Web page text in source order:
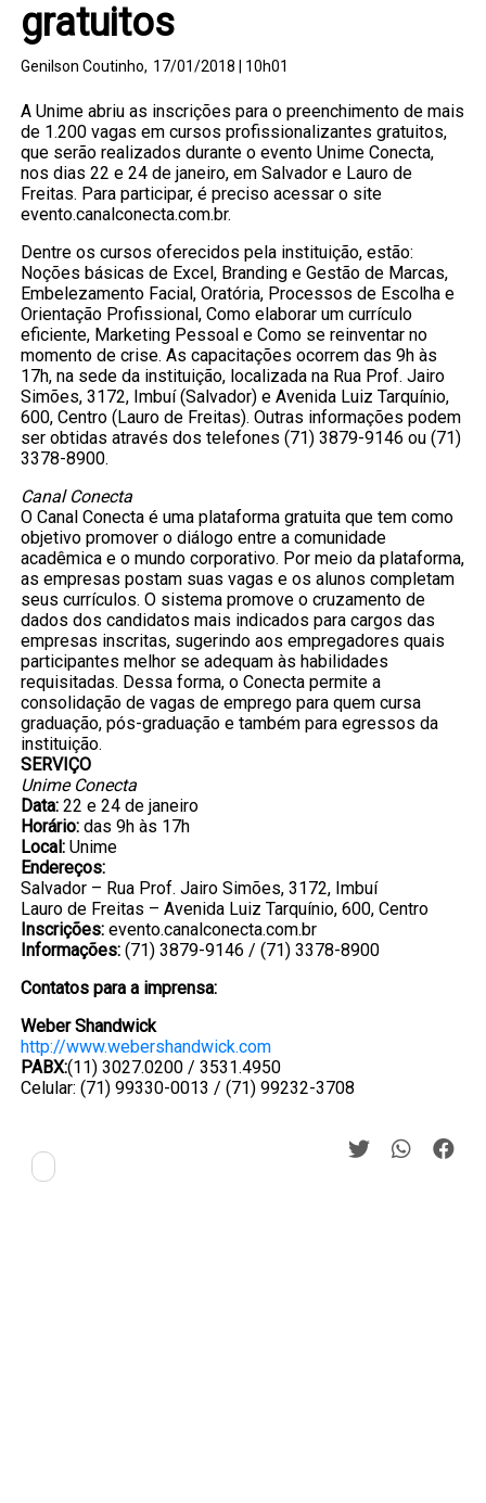
gratuitos
Genilson Coutinho, 17/01/2018 | 10h01
A Unime abriu as inscrições para o preenchimento de mais
de 1.200 vagas em cursos profissionalizantes gratuitos,
que serão realizados durante o evento Unime Conecta,
nos dias 22 e 24 de janeiro, em Salvador e Lauro de
Freitas. Para participar, é preciso acessar o site
evento.canalconecta.com.br.
Dentre os cursos oferecidos pela instituição, estão:
Noções básicas de Excel, Branding e Gestão de Marcas,
Embelezamento Facial, Oratória, Processos de Escolha e
Orientação Profissional, Como elaborar um currículo
eficiente, Marketing Pessoal e Como se reinventar no
momento de crise. As capacitações ocorrem das 9h às
17h, na sede da instituição, localizada na Rua Prof. Jairo
Simões, 3172, Imbuí (Salvador) e Avenida Luiz Tarquínio,
600, Centro (Lauro de Freitas). Outras informações podem
ser obtidas através dos telefones (71) 3879-9146 ou (71)
3378-8900.
Canal Conecta
O Canal Conecta é uma plataforma gratuita que tem como
objetivo promover o diálogo entre a comunidade
acadêmica e o mundo corporativo. Por meio da plataforma,
as empresas postam suas vagas e os alunos completam
seus currículos. O sistema promove o cruzamento de
dados dos candidatos mais indicados para cargos das
empresas inscritas, sugerindo aos empregadores quais
participantes melhor se adequam às habilidades
requisitadas. Dessa forma, o Conecta permite a
consolidação de vagas de emprego para quem cursa
graduação, pós-graduação e também para egressos da
instituição.
SERVIÇO
Unime Conecta
Data: 22 e 24 de janeiro
Horário: das 9h às 17h
Local: Unime
Endereços:
Salvador – Rua Prof. Jairo Simões, 3172, Imbuí
Lauro de Freitas – Avenida Luiz Tarquínio, 600, Centro
Inscrições: evento.canalconecta.com.br
Informações: (71) 3879-9146 / (71) 3378-8900
Contatos para a imprensa:
Weber Shandwick
http://www.webershandwick.com
PABX:(11) 3027.0200 / 3531.4950
Celular: (71) 99330-0013 / (71) 99232-3708